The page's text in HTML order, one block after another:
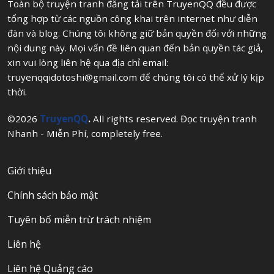
Toàn bộ truyện tranh đăng tải trên TruyenQQ đều được
tổng hợp từ các nguồn công khai trên internet như diễn
đàn và blog. Chúng tôi không giữ bản quyền đối với những
nội dung này. Mọi vấn đề liên quan đến bản quyền tác giả,
xin vui lòng liên hệ qua địa chỉ email:
truyenqqidotoshi@gmail.com để chúng tôi có thể xử lý kịp
thời.
©2026 TruyenQQ. All rights reserved. Đọc truyện tranh
Nhanh - Miễn Phí, completely free.
Giới thiệu
Chính sách bảo mật
Tuyên bố miễn trừ trách nhiệm
Liên hệ
Liên hệ Quảng cáo